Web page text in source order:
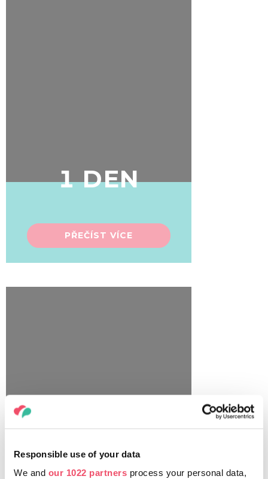
Responsible use of your data
We and our 1022 partners process your personal data,
1 DEN
PŘEČÍST VÍCE